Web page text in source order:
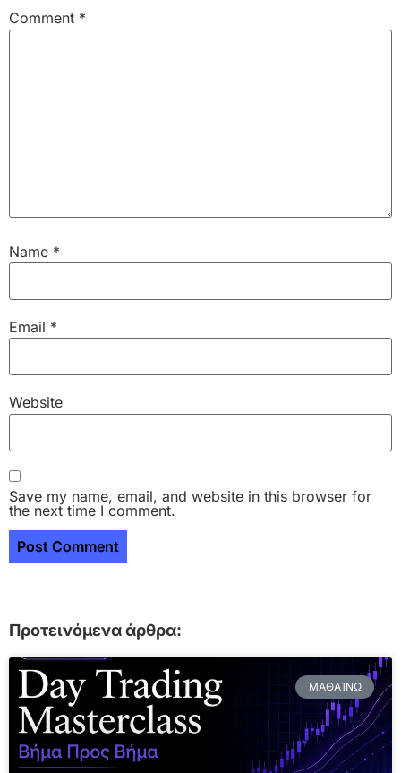
Comment *
Name *
Email *
Website
Save my name, email, and website in this browser for
the next time I comment.
Προτεινόμενα άρθρα:
ΜΑΘΑΊΝΩ